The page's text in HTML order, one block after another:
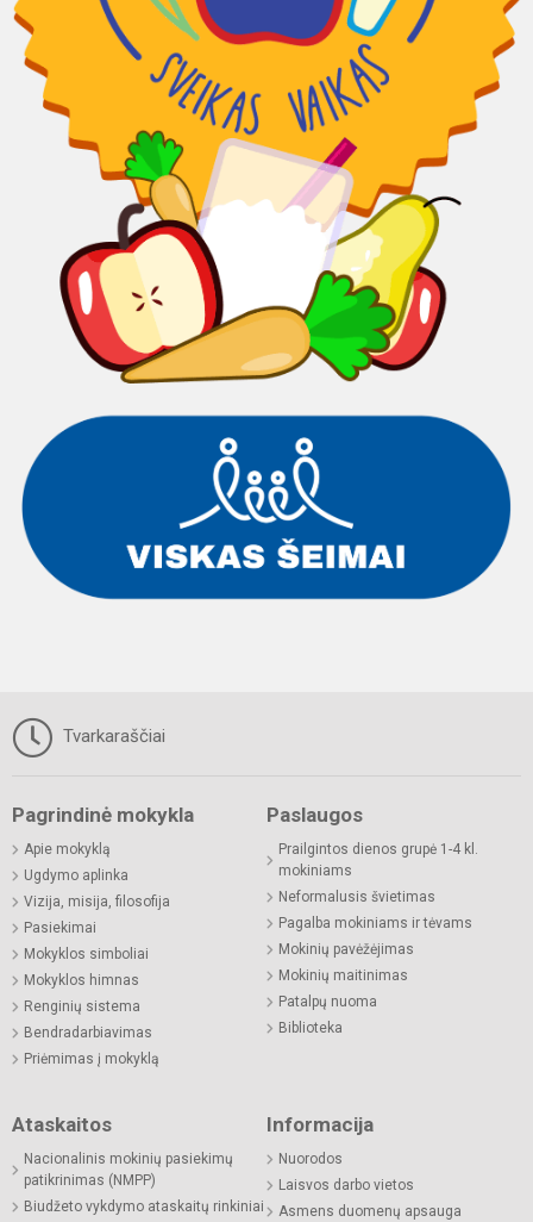
Tvarkaraščiai
Pagrindinė mokykla
Apie mokyklą
Ugdymo aplinka
Vizija, misija, filosofija
Pasiekimai
Mokyklos simboliai
Mokyklos himnas
Renginių sistema
Bendradarbiavimas
Priėmimas į mokyklą
Paslaugos
Prailgintos dienos grupė 1-4 kl.
mokiniams
Neformalusis švietimas
Pagalba mokiniams ir tėvams
Mokinių pavėžėjimas
Mokinių maitinimas
Patalpų nuoma
Biblioteka
Ataskaitos
Nacionalinis mokinių pasiekimų
patikrinimas (NMPP)
Biudžeto vykdymo ataskaitų rinkiniai
Informacija
Nuorodos
Laisvos darbo vietos
Asmens duomenų apsauga